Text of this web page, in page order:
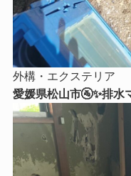
外構・エクステリア
愛媛県松山市🚰✨排水
へ！古くなった排水マ